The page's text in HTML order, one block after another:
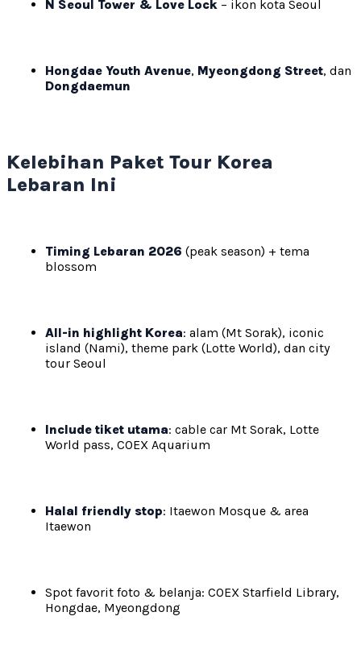
N Seoul Tower & Love Lock – ikon kota Seoul
Hongdae Youth Avenue, Myeongdong Street, dan
Dongdaemun
Kelebihan Paket Tour Korea
Lebaran Ini
Timing Lebaran 2026 (peak season) + tema
blossom
All-in highlight Korea: alam (Mt Sorak), iconic
island (Nami), theme park (Lotte World), dan city
tour Seoul
Include tiket utama: cable car Mt Sorak, Lotte
World pass, COEX Aquarium
Halal friendly stop: Itaewon Mosque & area
Itaewon
Spot favorit foto & belanja: COEX Starfield Library,
Hongdae, Myeongdong